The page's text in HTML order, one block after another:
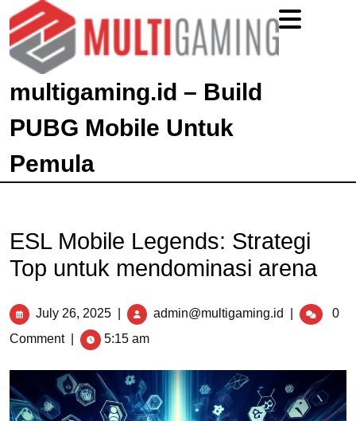
multigaming.id – Build
PUBG Mobile Untuk
Pemula
ESL Mobile Legends: Strategi
Top untuk mendominasi arena
July 26, 2025 admin@multigaming.id
0
Comment
5:15 am